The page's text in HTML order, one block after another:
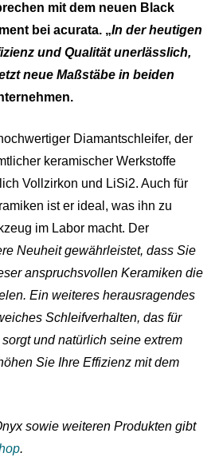
mit dem neuen Black
bei acurata. „In der heutigen
und Qualität unerlässlich,
neue Maßstäbe in beiden
Diamantschleifer, der
keramischer Werkstoffe
Vollzirkon und LiSi2. Auch für
ist er ideal, was ihn zu
im Labor macht. Der
Neuheit gewährleistet, dass Sie
anspruchsvollen Keramiken die
Ein weiteres herausragendes
Schleifverhalten, das für
und natürlich seine extrem
Sie Ihre Effizienz mit dem
sowie weiteren Produkten gibt
.